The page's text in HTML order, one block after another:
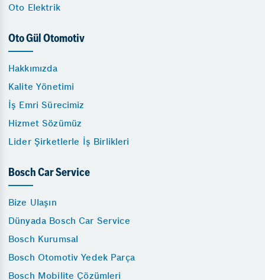
Oto Elektrik
Oto Gül Otomotiv
Hakkımızda
Kalite Yönetimi
İş Emri Sürecimiz
Hizmet Sözümüz
Lider Şirketlerle İş Birlikleri
Bosch Car Service
Bize Ulaşın
Dünyada Bosch Car Service
Bosch Kurumsal
Bosch Otomotiv Yedek Parça
Bosch Mobilite Çözümleri